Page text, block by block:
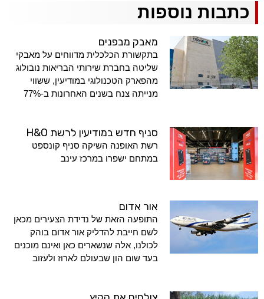
כתבות נוספות
מאבק מבפנים
בתקשורת הכלכלית מדווחים על מאבקי
שליטה בחברת שירותי הבריאות נובולוג
מהפארק הטכנולוגי במודיעין, ששווי
מנייתה צנח בשנים האחרונות ב-77%
סניף חדש במודיעין לרשת H&O
רשת האופנה השיקה סניף קונספט
במתחם ישפרו במרכז עינב
אור אדום
התופעה הזאת של נדידת הצעירים מכאן
לשם חייבת להדליק אור אדום בוהק
לכולנו, אלה שנשארים כאן ואינם מוכנים
בעד שום הון שבעולם לארוז ולעזוב